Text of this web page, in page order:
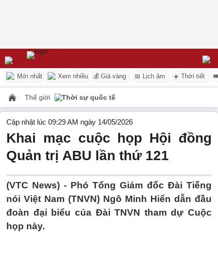
Mới nhất Xem nhiều 💰 Giá vàng 📅 Lịch âm ☀️ Thời tiết
Thế giới Thời sự quốc tế
Cập nhật lúc 09:29 AM ngày 14/05/2026
Khai mạc cuộc họp Hội đồng
Quản trị ABU lần thứ 121
(VTC News) - Phó Tổng Giám đốc Đài Tiếng
nói Việt Nam (TNVN) Ngô Minh Hiển dẫn đầu
đoàn đại biểu của Đài TNVN tham dự Cuộc
họp này.